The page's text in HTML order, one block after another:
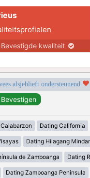
Bevestigde kwaliteit
alsjeblieft ondersteunend
Dating California
Dating Hilagang
de Zamboanga Dating
Dating Zamboanga Peninsula